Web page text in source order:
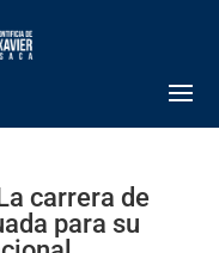
carrera de
para su